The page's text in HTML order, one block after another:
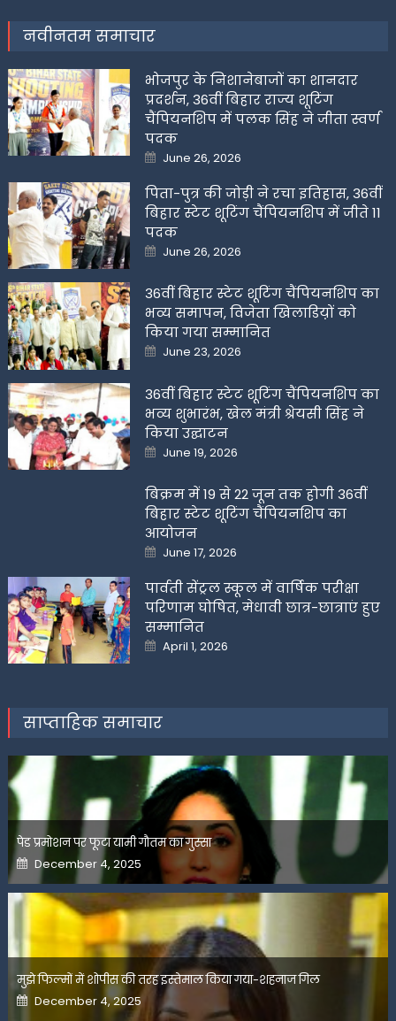
नवीनतम समाचार
भोजपुर के निशानेबाजों का शानदार
प्रदर्शन, 36वीं बिहार राज्य शूटिंग
चैंपियनशिप में पलक सिंह ने जीता स्वर्ण
पदक
Posted
on
June 26, 2026
पिता-पुत्र की जोड़ी ने रचा इतिहास, 36वीं
बिहार स्टेट शूटिंग चैंपियनशिप में जीते 11
पदक
Posted
on
June 26, 2026
36वीं बिहार स्टेट शूटिंग चैंपियनशिप का
भव्य समापन, विजेता खिलाडिय़ों को
किया गया सम्मानित
Posted
on
June 23, 2026
36वीं बिहार स्टेट शूटिंग चैंपियनशिप का
भव्य शुभारंभ, खेल मंत्री श्रेयसी सिंह ने
किया उद्घाटन
Posted
on
June 19, 2026
बिक्रम में 19 से 22 जून तक होगी 36वीं
बिहार स्टेट शूटिंग चैंपियनशिप का
आयोजन
Posted
on
June 17, 2026
पार्वती सेंट्रल स्कूल में वार्षिक परीक्षा
परिणाम घोषित, मेधावी छात्र-छात्राएं हुए
सम्मानित
Posted
on
April 1, 2026
साप्ताहिक समाचार
पेड प्रमोशन पर फूटा यामी गौतम का गुस्सा
Posted
on
December 4, 2025
मुझे फिल्मों में शोपीस की तरह इस्तेमाल किया गया-शहनाज गिल
Posted
on
December 4, 2025